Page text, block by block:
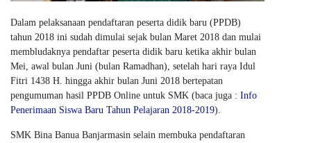
Dalam pelaksanaan pendaftaran peserta didik baru (PPDB)
tahun 2018 ini sudah dimulai sejak bulan Maret 2018 dan mulai
membludaknya pendaftar peserta didik baru ketika akhir bulan
Mei, awal bulan Juni (bulan Ramadhan), setelah hari raya Idul
Fitri 1438 H. hingga akhir bulan Juni 2018 bertepatan
pengumuman hasil PPDB Online untuk SMK (baca juga : Info
Penerimaan Siswa Baru Tahun Pelajaran 2018-2019).
SMK Bina Banua Banjarmasin selain membuka pendaftaran